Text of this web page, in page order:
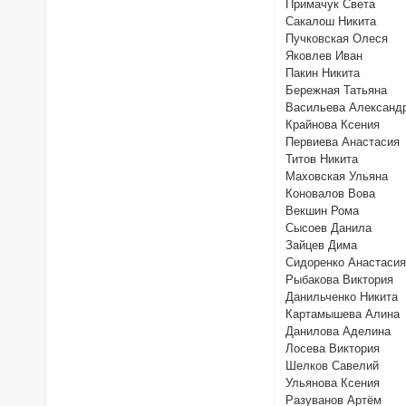
Примачук Света
Сакалош Никита
Пучковская Олеся
Яковлев Иван
Пакин Никита
Бережная Татьяна
Васильева
Крайнова Ксения
Первиева Анастасия
Титов Никита
Маховская Ульяна
Коновалов Вова
Векшин Рома
Сысоев Данила
Зайцев Дима
Сидоренко Анастасия
Рыбакова Виктория
Данильченко Никита
Картамышева Алина
Данилова Аделина
Лосева Виктория
Шелков Савелий
Ульянова Ксения
Разуванов Артём